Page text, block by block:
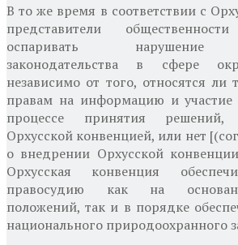
В то же время в соответствии с
представители
оспаривать нарушение
законодательства в сфере
независимо от того, относятся ли
правам на информацию и участие
процессе принятия решений,
Орхусской конвенцией, или нет
о внедрении Орхусской
Орхусская конвенция
правосудию как на
положений, так и в порядке
национального природоохранного